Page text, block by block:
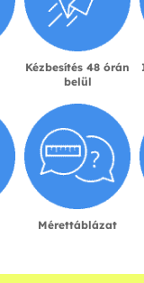
Kézbesítés 48 órán
belül
Mérettáblázat